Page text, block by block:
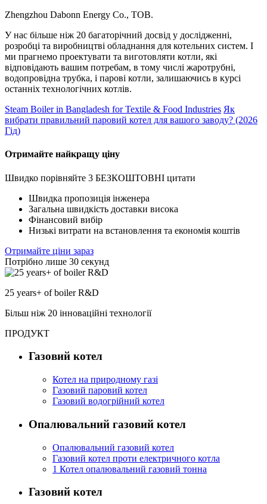
Zhengzhou Dabonn Energy Co., ТОВ.
У нас більше ніж 20 багаторічний досвід у дослідженні,
розробці та виробництві обладнання для котельних систем. І
ми прагнемо проектувати та виготовляти котли, які
відповідають вашим потребам, в тому числі жаротрубні,
водопровідна трубка, і парові котли, залишаючись в курсі
останніх технологічних котлів.
Steam Boiler in Bangladesh for Textile & Food Industries Як
вибрати правильний паровий котел для вашого заводу? (2026
Гід)
Отримайте найкращу ціну
Швидко порівняйте 3 БЕЗКОШТОВНІ цитати
Швидка пропозиція інженера
Загальна швидкість доставки висока
Фінансовий вибір
Низькі витрати на встановлення та економія коштів
Отримайте ціни зараз
Потрібно лише 30 секунд
25 years+ of boiler R&D
Більш ніж 20 інноваційні технології
ПРОДУКТ
Газовий котел
Котел на природному газі
Газовий паровий котел
Газовий водогрійний котел
Опалювальний газовий котел
Опалювальний газовий котел
Газовий котел проти електричного котла
1 Котел опалювальний газовий тонна
Газовий котел